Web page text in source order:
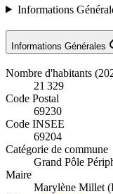
Informations
Informations Générales
Nombre d'habitants
21 329
Code Postal
69230
Code INSEE
69204
Catégorie de commune
Grand Pôle
Maire
Marylène Millet